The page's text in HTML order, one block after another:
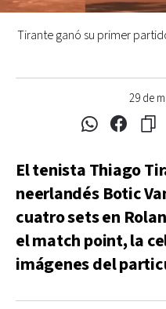
29 de
Tirante ganó su primer
El tenista Thiago
neerlandés Botic
cuatro sets en
el match point, la
imágenes del